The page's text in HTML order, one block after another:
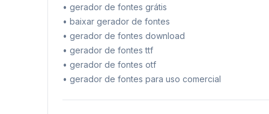
• gerador de fontes grátis
• baixar gerador de fontes
• gerador de fontes download
• gerador de fontes ttf
• gerador de fontes otf
• gerador de fontes para uso comercial